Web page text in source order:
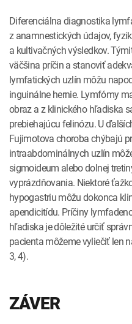
Diferenciálna diagnostika
z anamnestických údajov,
a kultivačných výsledkov.
väčšina príčin a stanoviť
lymfatických uzlín môžu
inguinálne hernie. Lymfómy
obraz a z klinického hľadiska
prebiehajúcu felinózu. U
Fujimotova choroba chýbajú
intraabdominálnych uzlín
sigmoideum alebo dolnej
vyprázdňovania. Niektoré
hypogastriu môžu dokonca
apendicitídu. Príčiny
hľadiska je dôležité určiť
pacienta môžeme vyliečiť len
3, 4).
ZÁVER